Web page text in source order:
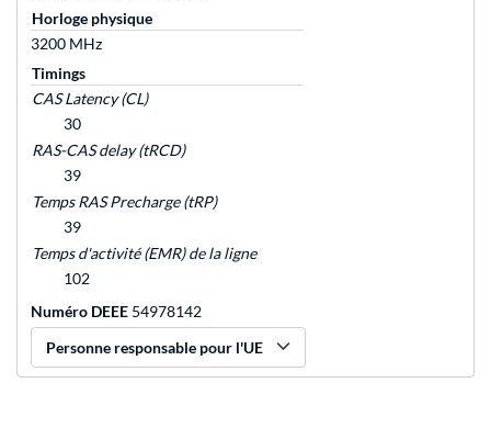
Horloge physique
3200 MHz
Timings
CAS Latency (CL)
30
RAS-CAS delay (tRCD)
39
Temps RAS Precharge (tRP)
39
Temps d'activité (EMR) de la ligne
102
Numéro DEEE 54978142
Personne responsable pour l'UE